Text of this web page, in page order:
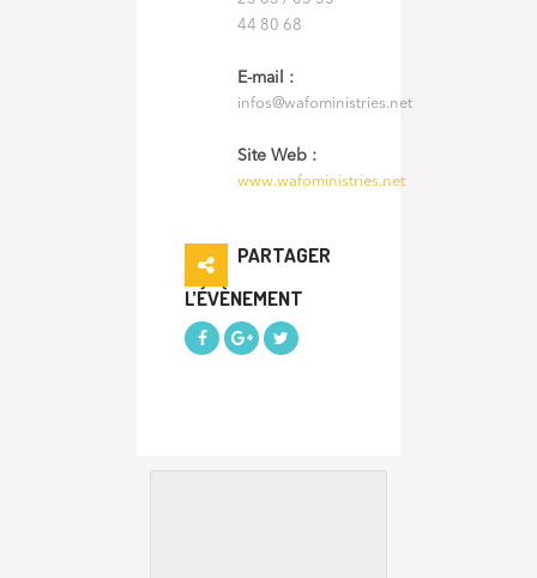
44 80 68
E-mail :
infos@wafoministries.net
Site Web :
www.wafoministries.net
PARTAGER
L’ÉVÈNEMENT